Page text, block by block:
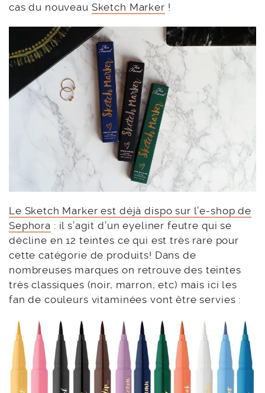
cas du nouveau Sketch Marker !
Le Sketch Marker est déjà dispo sur l’e-shop de
Sephora : il s’agit d’un eyeliner feutre qui se
décline en 12 teintes ce qui est très rare pour
cette catégorie de produits! Dans de
nombreuses marques on retrouve des teintes
très classiques (noir, marron, etc) mais ici les
fan de couleurs vitaminées vont être servies :